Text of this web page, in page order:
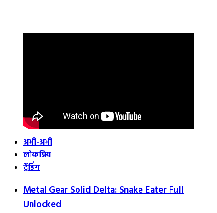
अभी-अभी
लोकप्रिय
ट्रेंडिंग
Metal Gear Solid Delta: Snake Eater Full
Unlocked